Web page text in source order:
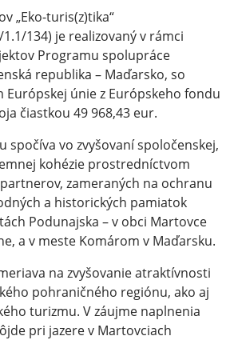
„Eko-turis(z)tika“
1.1/134) je realizovaný v rámci
Programu spolupráce
republika – Maďarsko, so
únie z Európskeho fondu
čiastkou 49 968,43 eur.
spočíva vo zvyšovaní spoločenskej,
kohézie prostredníctvom
zameraných na ochranu
a historických pamiatok
Podunajska – v obci Martovce
a v meste Komárom v Maďarsku.
na zvyšovanie atraktívnosti
pohraničného regiónu, ako aj
turizmu. V záujme naplnenia
pri jazere v Martovciach